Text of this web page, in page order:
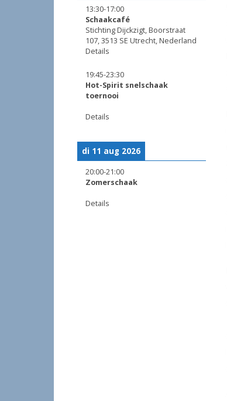
13:30-17:00
Schaakcafé
Stichting Dijckzigt, Boorstraat
107, 3513 SE Utrecht, Nederland
Details
19:45-23:30
Hot-Spirit snelschaak
toernooi
Details
di 11 aug 2026
20:00-21:00
Zomerschaak
Details